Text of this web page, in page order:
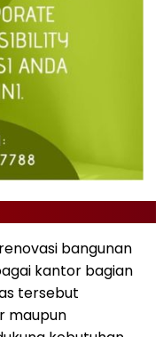
bangunan
kantor bagian
tersebut
maupun